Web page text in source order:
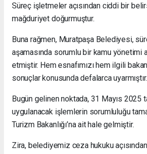
Süreç işletmeler açısından ciddi bir
mağduriyet doğurmuştur.
Buna rağmen, Muratpaşa Belediyesi,
aşamasında sorumlu bir kamu yönetimi
etmiştir. Hem esnafımızı hem ilgili
sonuçlar konusunda defalarca uyarmıştır.
Bugün gelinen noktada, 31 Mayıs 2025
uygulanacak işlemlerin sorumluluğu
Turizm Bakanlığı’na ait hale gelmiştir.
Zira, belediyemiz ceza hukuku açısından